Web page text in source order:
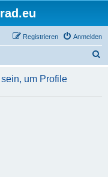
Anmelden
Registrieren
h
um Profile